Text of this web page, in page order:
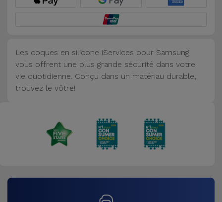
Accessoires
Accessoires
Accessoires
Kids
Les coques en silicone iServices pour Samsung
vous offrent une plus grande sécurité dans votre
vie quotidienne. Conçu dans un matériau durable,
trouvez le vôtre!